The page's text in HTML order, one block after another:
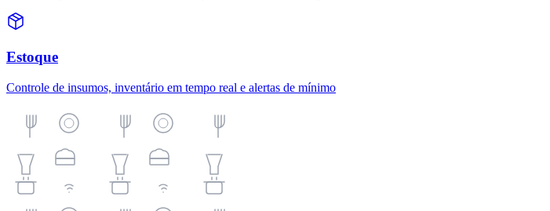
Estoque
Controle de insumos, inventário em tempo real e alertas de mínimo